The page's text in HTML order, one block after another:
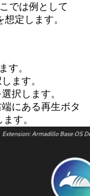
では例として
定します。
す。
ます。
択します。
端にある再生ボタ
す。